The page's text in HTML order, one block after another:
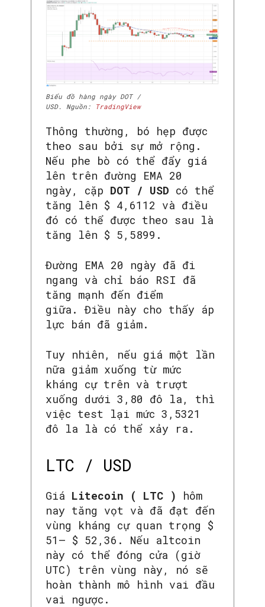
Biểu đồ hàng ngày DOT /
USD. Nguồn:
TradingView
Thông thường, bó hẹp được
theo sau bởi sự mở rộng.
Nếu phe bò có thể đẩy giá
lên trên đường EMA 20
ngày, cặp DOT / USD có thể
tăng lên $ 4,6112 và điều
đó có thể được theo sau là
tăng lên $ 5,5899.
Đường EMA 20 ngày đã đi
ngang và chỉ báo RSI đã
tăng mạnh đến điểm
giữa. Điều này cho thấy áp
lực bán đã giảm.
Tuy nhiên, nếu giá một lần
nữa giảm xuống từ mức
kháng cự trên và trượt
xuống dưới 3,80 đô la, thì
việc test lại mức 3,5321
đô la là có thể xảy ra.
LTC / USD
Giá Litecoin ( LTC ) hôm
nay tăng vọt và đã đạt đến
vùng kháng cự quan trọng $
51– $ 52,36. Nếu altcoin
này có thể đóng cửa (giờ
UTC) trên vùng này, nó sẽ
hoàn thành mô hình vai đầu
vai ngược.